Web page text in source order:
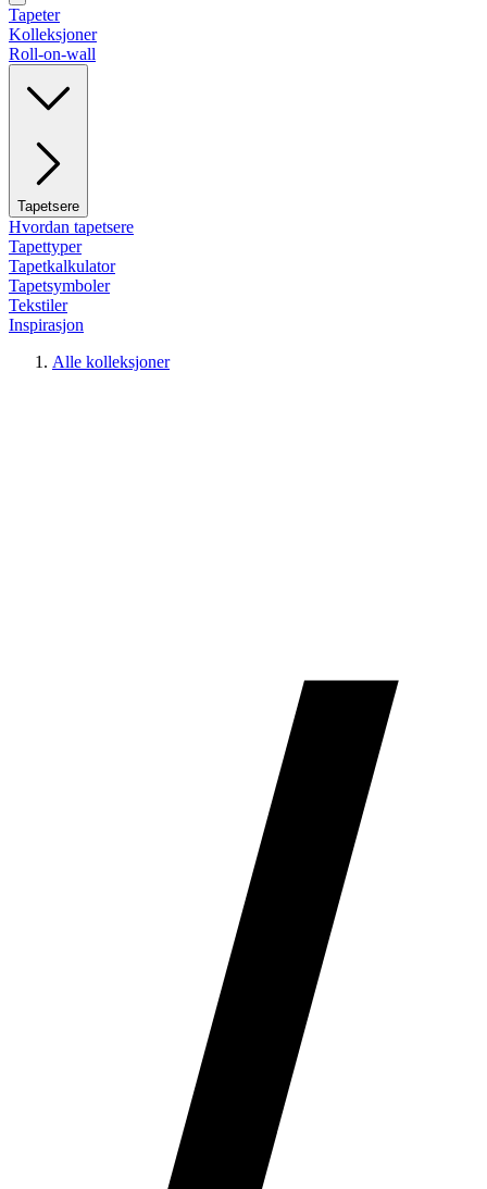
Tapeter
Kolleksjoner
Roll-on-wall
Tapetsere
Hvordan tapetsere
Tapettyper
Tapetkalkulator
Tapetsymboler
Tekstiler
Inspirasjon
Alle kolleksjoner